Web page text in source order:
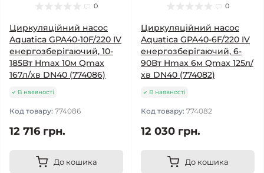
0
Циркуляційний насос
Aquatica GPA40-10F/220 IV
енергозберігаючий, 10-
185Вт Hmax 10м Qmax
167л/хв DN40 (774086)
В наявності
Код товару: 774086
12 716 грн.
До кошика
0
Циркуляційний насос
Aquatica GPA40-6F/220 IV
енергозберігаючий, 6-
90Вт Hmax 6м Qmax 125л/
хв DN40 (774082)
В наявності
Код товару: 774082
12 030 грн.
До кошика